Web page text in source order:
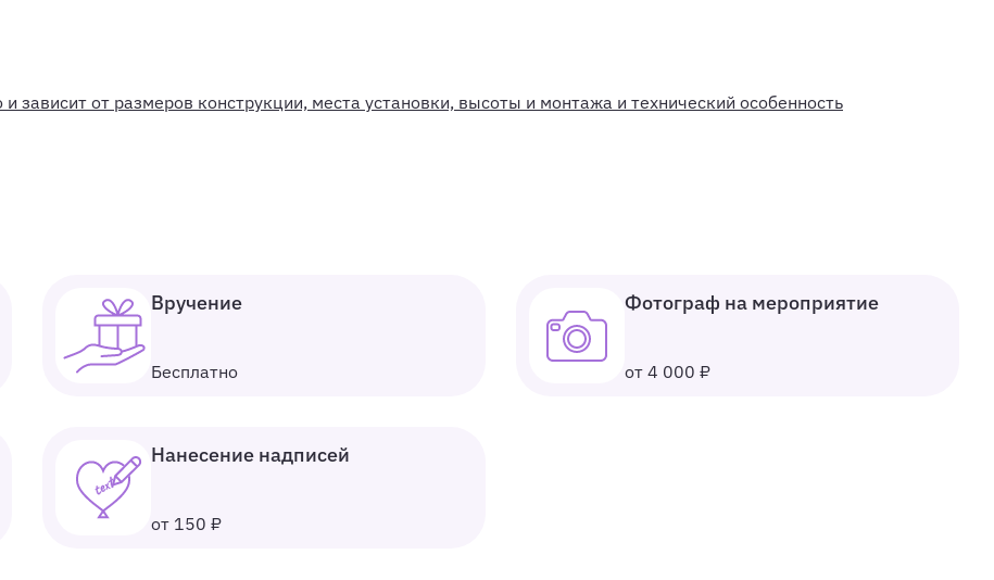
зависит от размеров конструкции, места установки, высоты и монтажа и технический особенность
Вручение
Бесплатно
Фотограф на мероприятие
от 4 000 ₽
Нанесение надписей
от 150 ₽